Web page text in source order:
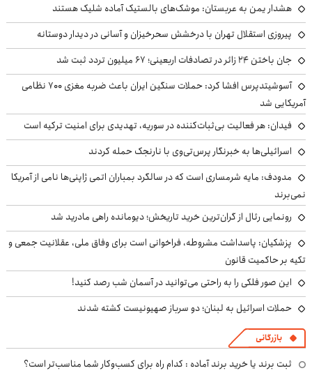
هشدار یمن به عربستان: موشک‌های بالستیک آماده شلیک هستند
پیروزی استقلال تهران با درخشش سحرخیزان و آسانی در دیدار دوستانه
جان باختن ۲۴ زائر در تصادفات اربعینی؛ ۶۷ میلیون تردد ثبت شد
آسوشیتدپرس افشا کرد: حملات سنگین ایران باعث ضربه مغزی ۷۰۰ نظامی
آمریکایی شد
فیدان: هر فعالیت بی‌ثبات‌کننده در سوریه، تهدیدی برای امنیت ترکیه است
اسرائیلی‌ها به خبرنگار پرس‌تی‌وی با نارنجک حمله کردند
مدودف: مایه شرمساری است که در سالگرد بمباران اتمی ژاپنی‌ها نامی از آمریکا
نمی‌برند
رونمایی رئال از گران‌ترین خرید تاریخش؛ دیومانده راهی مادرید شد
پزشکیان: پاسداشت مشروطه، فراخوانی است برای وفاق ملی، عقلانیت جمعی و
تکیه بر حاکمیت قانون
این صور فلکی را به راحتی می‌توانید در آسمان شب رصد کنید!
حملات اسرائیل به لبنان؛ دو سرباز صهیونیست کشته شدند
بازرگانی
ثبت برند یا خرید برند آماده : کدام راه برای کسب‌وکار شما مناسب‌تر است؟